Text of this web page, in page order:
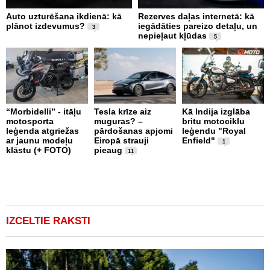
Auto uzturēšana ikdienā: kā
plānot izdevumus?
3
Rezerves daļas internetā: kā
iegādāties pareizo detaļu, un
nepieļaut kļūdas
5
“Morbidelli” - itāļu
motosporta
leģenda atgriežas
ar jaunu modeļu
klāstu (+ FOTO)
Tesla krīze aiz
muguras? –
pārdošanas apjomi
Eiropā strauji
pieaug
11
Kā Indija izglāba
britu motociklu
leģendu "Royal
Enfield"
1
IZCELTIE RAKSTI